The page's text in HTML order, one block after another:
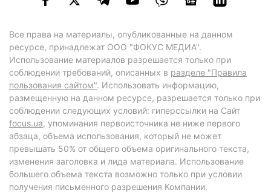
Все права на материалы, опубликованные на данном
ресурсе, принадлежат ООО "ФОКУС МЕДИА".
Использование материалов разрешается только при
соблюдении требований, описанных в разделе "Правила
пользования сайтом". Использовать информацию,
размещенную на данном ресурсе, разрешается только при
соблюдении следующих условий: гиперссылки на Сайт
focus.ua, упоминания первоисточника не ниже первого
абзаца, объема использования, который не может
превышать 50% от общего объема оригинального текста,
изменения заголовка и лида материала. Использование
большего объема текста возможно только при условии
получения письменного разрешения Компании.